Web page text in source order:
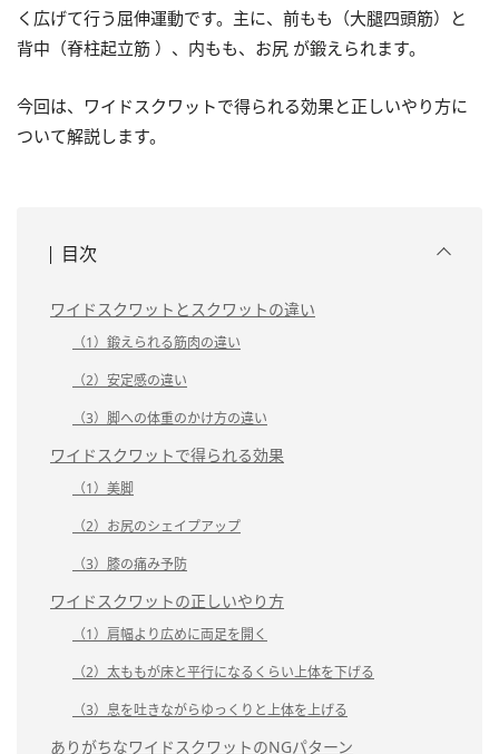
く広げて行う屈伸運動です。主に、前もも（大腿四頭筋）と
背中（脊柱起立筋 ）、内もも、お尻 が鍛えられます。
今回は、ワイドスクワットで得られる効果と正しいやり方に
ついて解説します。
目次
ワイドスクワットとスクワットの違い
（1）鍛えられる筋肉の違い
（2）安定感の違い
（3）脚への体重のかけ方の違い
ワイドスクワットで得られる効果
（1）美脚
（2）お尻のシェイプアップ
（3）膝の痛み予防
ワイドスクワットの正しいやり方
（1）肩幅より広めに両足を開く
（2）太ももが床と平行になるくらい上体を下げる
（3）息を吐きながらゆっくりと上体を上げる
ありがちなワイドスクワットのNGパターン